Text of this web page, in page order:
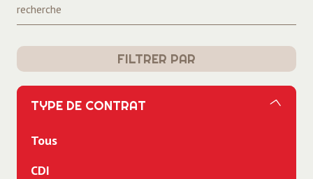
recherche
FILTRER PAR
TYPE DE CONTRAT
Tous
CDI